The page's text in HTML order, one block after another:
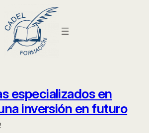
especializados en
inversión en futuro